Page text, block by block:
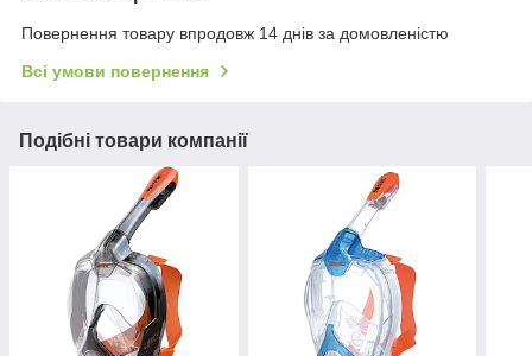
Повернення товару впродовж 14 днів за домовленістю
Всі умови повернення
Подібні товари компанії